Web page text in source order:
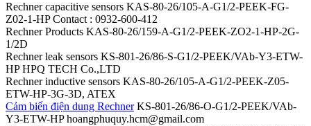
Rechner capacitive sensors KAS-80-26/105-A-G1/2-PEEK-FG-
Z02-1-HP Contact : 0932-600-412
Rechner Products KAS-80-26/159-A-G1/2-PEEK-ZO2-1-HP-2G-
1/2D
Rechner leak sensors KS-801-26/86-S-G1/2-PEEK/VAb-Y3-ETW-
HP HPQ TECH Co.,LTD
Rechner inductive sensors KAS-80-26/105-A-G1/2-PEEK-Z05-
ETW-HP-3G-3D, ATEX
Cảm biến điện dung RechnerKS-801-26/86-O-G1/2-PEEK/VAb-
Y3-ETW-HP hoangphuquy.hcm@gmail.com